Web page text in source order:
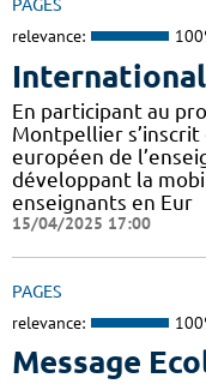
PAGES
relevance:
International
En participant au
Montpellier s’inscrit
européen de
développant la
enseignants en Eur
15/04/2025 17:00
PAGES
relevance:
Message